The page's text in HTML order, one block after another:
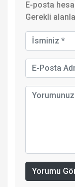
E-posta
Gerekli
Yorumu